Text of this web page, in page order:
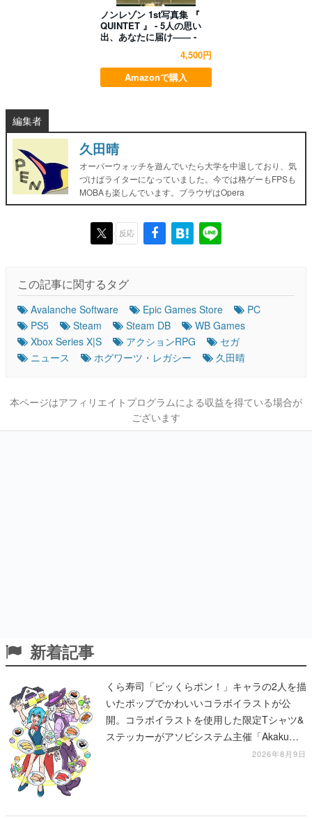
ノンレゾン 1st写真集 『
QUINTET 』 - 5人の思い
出、あなたに届け―― -
4,500円
Amazonで購入
編集者
久田晴
オーバーウォッチを遊んでいたら大学を中退しており、気
づけばライターになっていました。今では格ゲーもFPSも
MOBAも楽しんでいます。ブラウザはOpera
反応
この記事に関するタグ
Avalanche Software Epic Games Store
PC
PS5
Steam Steam DB
WB Games
Xbox Series X|S
アクションRPG
セガ
ニュース
ホグワーツ・レガシー 久田晴
本ページはアフィリエイトプログラムによる収益を得ている場合が
ございます
新着記事
くら寿司「ビッくらポン！」キャラの2人を描
いたポップでかわいいコラボイラストが公
開。コラボイラストを使用した限定Tシャツ&
ステッカーがアソビシステム主催「Akaku
2026年8月9日